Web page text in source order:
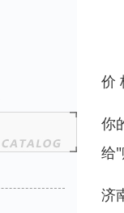
价
你
给
济